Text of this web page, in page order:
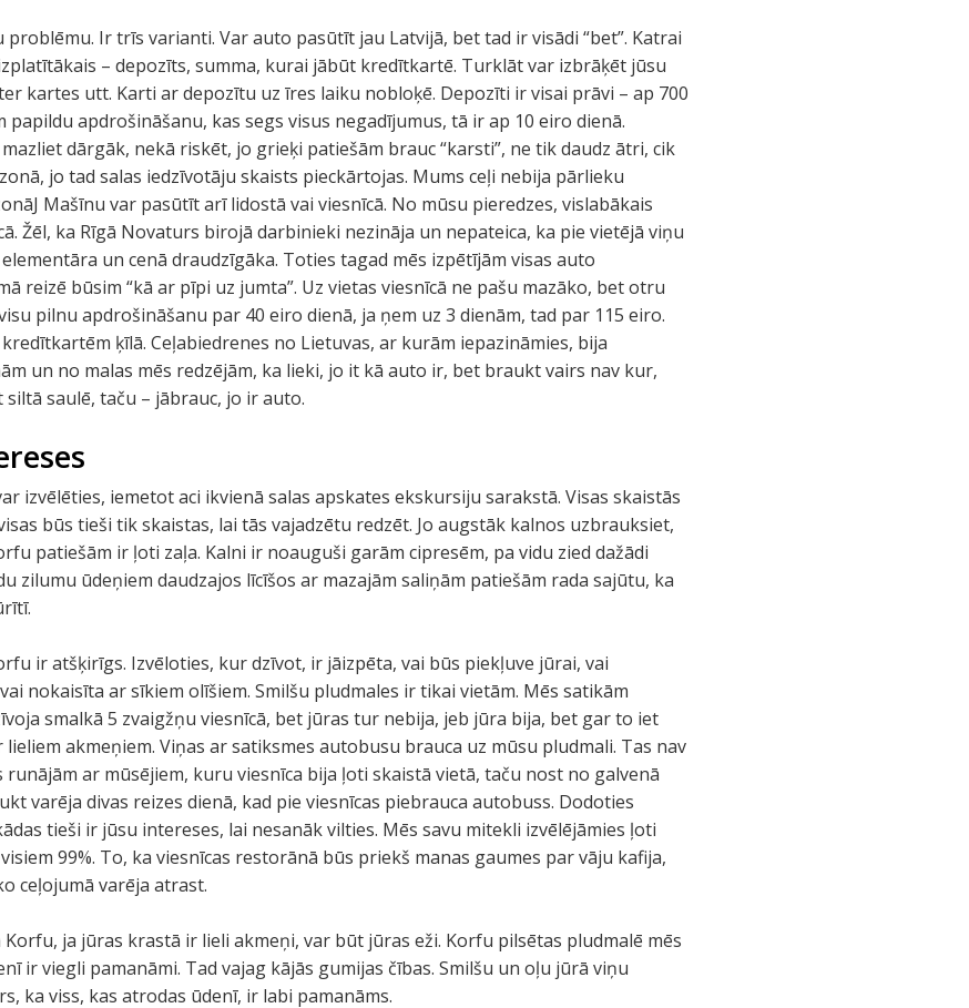
Ir trīs varianti. Var auto pasūtīt jau Latvijā, bet tad ir visādi “bet”. Katrai
– depozīts, summa, kurai jābūt kredītkartē. Turklāt var izbrāķēt jūsu
kartes utt. Karti ar depozītu uz īres laiku nobloķē. Depozīti ir visai prāvi – ap 700
papildu apdrošināšanu, kas segs visus negadījumus, tā ir ap 10 eiro dienā.
dārgāk, nekā riskēt, jo grieķi patiešām brauc “karsti”, ne tik daudz ātri, cik
jo tad salas iedzīvotāju skaists pieckārtojas. Mums ceļi nebija pārlieku
Mašīnu var pasūtīt arī lidostā vai viesnīcā. No mūsu pieredzes, vislabākais
Žēl, ka Rīgā Novaturs birojā darbinieki nezināja un nepateica, ka pie vietējā viņu
un cenā draudzīgāka. Toties tagad mēs izpētījām visas auto
reizē būsim “kā ar pīpi uz jumta”. Uz vietas viesnīcā ne pašu mazāko, bet otru
pilnu apdrošināšanu par 40 eiro dienā, ja ņem uz 3 dienām, tad par 115 eiro.
ķīlā. Ceļabiedrenes no Lietuvas, ar kurām iepazināmies, bija
un no malas mēs redzējām, ka lieki, jo it kā auto ir, bet braukt vairs nav kur,
saulē, taču – jābrauc, jo ir auto.
izvēlēties, iemetot aci ikvienā salas apskates ekskursiju sarakstā. Visas skaistās
būs tieši tik skaistas, lai tās vajadzētu redzēt. Jo augstāk kalnos uzbrauksiet,
patiešām ir ļoti zaļa. Kalni ir noauguši garām cipresēm, pa vidu zied dažādi
zilumu ūdeņiem daudzajos līcīšos ar mazajām saliņām patiešām rada sajūtu, ka
ir atšķirīgs. Izvēloties, kur dzīvot, ir jāizpēta, vai būs piekļuve jūrai, vai
nokaisīta ar sīkiem olīšiem. Smilšu pludmales ir tikai vietām. Mēs satikām
smalkā 5 zvaigžņu viesnīcā, bet jūras tur nebija, jeb jūra bija, bet gar to iet
akmeņiem. Viņas ar satiksmes autobusu brauca uz mūsu pludmali. Tas nav
runājām ar mūsējiem, kuru viesnīca bija ļoti skaistā vietā, taču nost no galvenā
varēja divas reizes dienā, kad pie viesnīcas piebrauca autobuss. Dodoties
tieši ir jūsu intereses, lai nesanāk vilties. Mēs savu mitekli izvēlējāmies ļoti
99%. To, ka viesnīcas restorānā būs priekš manas gaumes par vāju kafija,
ceļojumā varēja atrast.
ja jūras krastā ir lieli akmeņi, var būt jūras eži. Korfu pilsētas pludmalē mēs
ir viegli pamanāmi. Tad vajag kājās gumijas čības. Smilšu un oļu jūrā viņu
ka viss, kas atrodas ūdenī, ir labi pamanāms.